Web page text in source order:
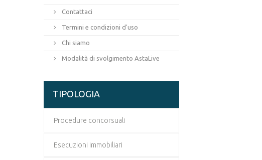
Contattaci
Termini e condizioni d'uso
Chi siamo
Modalità di svolgimento AstaLive
TIPOLOGIA
Procedure concorsuali
Esecuzioni immobiliari